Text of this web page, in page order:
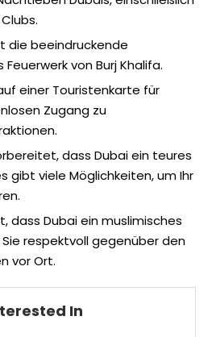
die beeindruckende
von Burj Khalifa.
einer Touristenkarte für
Zugang zu
dass Dubai ein teures
gibt viele Möglichkeiten, um Ihr
dass Dubai ein muslimisches
respektvoll gegenüber den
vor Ort.
In